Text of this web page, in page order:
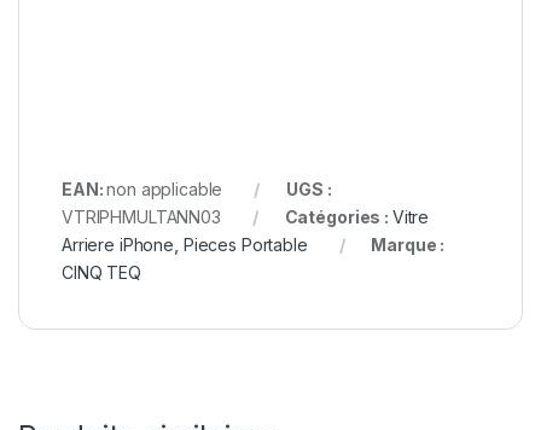
EAN:non applicable
UGS :
VTRIPHMULTANN03
Catégories : Vitre
Arriere iPhone Pieces Portable
Marque :
CINQ TEQ